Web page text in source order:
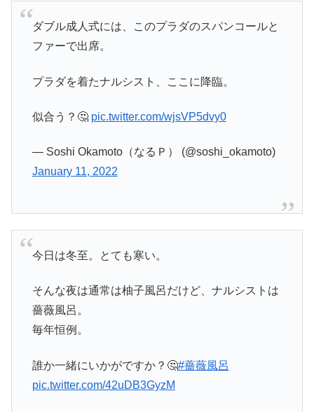
ダブル成人式には、このプラダのスパンコールと
ファーで出席。
プラダを着たナルシスト、ここに降臨。
似合う？🤔 pic.twitter.com/wjsVP5dvy0
— Soshi Okamoto（なるＰ） (@soshi_okamoto)
January 11, 2022
今日は冬至。とても寒い。
そんな夜は通常は柚子風呂だけど、ナルシストは
薔薇風呂。
毎年恒例。
誰か一緒にいかがですか？🤔#薔薇風呂
pic.twitter.com/42uDB3GyzM